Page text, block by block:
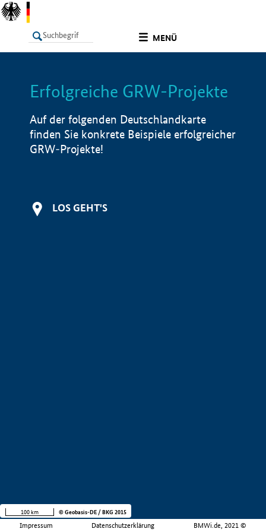
MENÜ
LISTE Info
Erfolgreiche GRW-Projekte
Auf der folgenden Deutschlandkarte
finden Sie konkrete Beispiele erfolgreicher
GRW-Projekte!
LOS GEHT'S
Impressum Datenschutzerklärung BMWi.de, 2021 ©
100 km © Geobasis-DE / BKG 2015